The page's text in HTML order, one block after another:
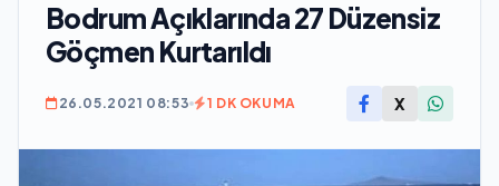
Bodrum Açıklarında 27 Düzensiz
Göçmen Kurtarıldı
26.05.2021 08:53 1 DK OKUMA X